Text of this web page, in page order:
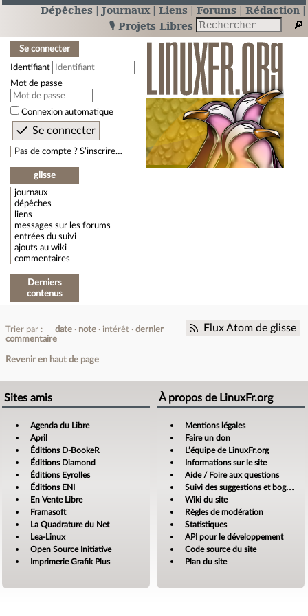
Dépêches Journaux Liens Forums
Rédaction
🎙️ Projets Libres
Se connecter
Identifiant
Mot de passe
Connexion automatique
Pas de compte ? S’inscrire…
glisse
journaux
dépêches
liens
messages sur les forums
entrées du suivi
ajouts au wiki
commentaires
Derniers
contenus
Flux Atom de glisse
Trier par : date note intérêt
dernier
commentaire
Revenir en haut de page
Sites amis
Agenda du Libre
April
Éditions D-BookeR
Éditions Diamond
Éditions Eyrolles
Éditions ENI
En Vente Libre
Framasoft
La Quadrature du Net
Lea-Linux
Open Source Initiative
Imprimerie Grafik Plus
À propos de LinuxFr.org
Mentions légales
Faire un don
L’équipe de LinuxFr.org
Informations sur le site
Aide / Foire aux questions
Suivi des suggestions et bogues
Wiki du site
Règles de modération
Statistiques
API pour le développement
Code source du site
Plan du site